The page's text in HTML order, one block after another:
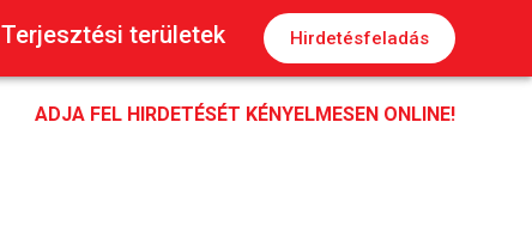
Terjesztési területek Hirdetésfeladás
ADJA FEL HIRDETÉSÉT KÉNYELMESEN ONLINE!